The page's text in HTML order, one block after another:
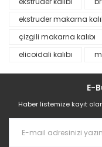
ekstruder makarna
çizgili makarna kalıbı
elicoidali kalıbı
E-
Haber listemize kayıt